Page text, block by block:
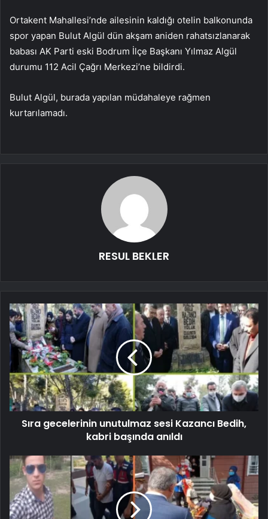
Ortakent Mahallesi’nde ailesinin kaldığı otelin balkonunda
spor yapan Bulut Algül dün akşam aniden rahatsızlanarak
babası AK Parti eski Bodrum İlçe Başkanı Yılmaz Algül
durumu 112 Acil Çağrı Merkezi’ne bildirdi.
Bulut Algül, burada yapılan müdahaleye rağmen
kurtarılamadı.
RESUL BEKLER
Sıra gecelerinin unutulmaz sesi Kazancı Bedih,
kabri başında anıldı